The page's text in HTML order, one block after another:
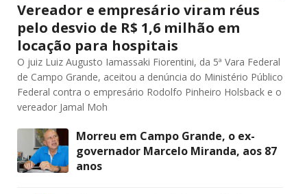
Vereador e empresário viram réus
pelo desvio de R$ 1,6 milhão em
locação para hospitais
O juiz Luiz Augusto Iamassaki Fiorentini, da 5ª Vara Federal
de Campo Grande, aceitou a denúncia do Ministério Público
Federal contra o empresário Rodolfo Pinheiro Holsback e o
vereador Jamal Moh
Morreu em Campo Grande, o ex-
governador Marcelo Miranda, aos 87
anos